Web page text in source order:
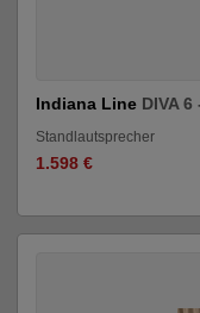
Indiana Line DIVA
Standlautsprecher
1.598 €